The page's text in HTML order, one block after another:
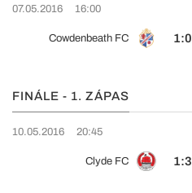
07.05.2016 16:00
Cowdenbeath FC 1:0
FINÁLE - 1. ZÁPAS
10.05.2016 20:45
Clyde FC 1:3